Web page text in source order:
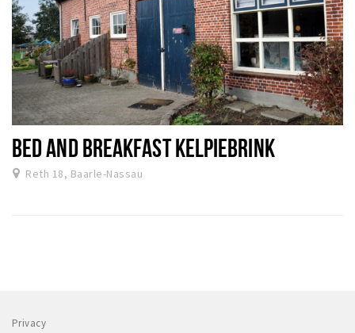
BED AND BREAKFAST KELPIEBRINK
Reth 18, Baarle-Nassau
Privacy